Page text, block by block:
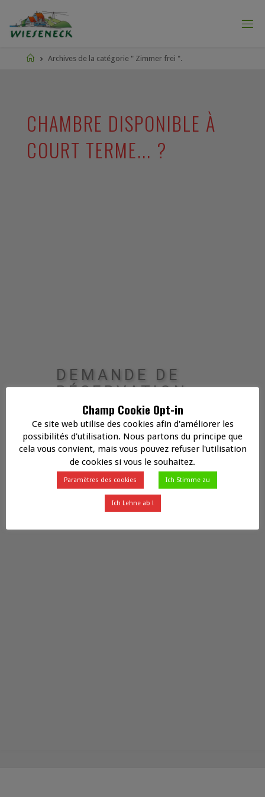
Archives de la catégorie " Zimmer frei ".
CHAMBRE DISPONIBLE À
COURT TERME... ?
DEMANDE DE
RÉSERVATION :
Champ Cookie Opt-in
Ce site web utilise des cookies afin d'améliorer les
possibilités d'utilisation. Nous partons du principe que
cela vous convient, mais vous pouvez refuser l'utilisation
de cookies si vous le souhaitez.
Paramètres des cookies Ich Stimme zu
Ich Lehne ab !